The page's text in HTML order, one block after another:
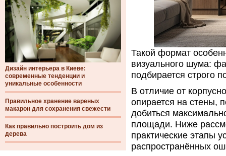
Дизайн интерьера в Киеве:
современные тенденции и
уникальные особенности
Правильное хранение вареных
макарон для сохранения свежести
Как правильно построить дом из
дерева
Такой формат
визуального шума:
подбирается строго
В отличие от
опирается на стены,
добиться
площади. Ниже
практические этапы
распространённых